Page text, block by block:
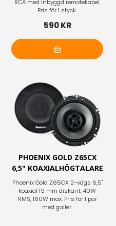
RCA med inbyggd remotekabel.
Pris för 1 styck.
590 KR
PHOENIX GOLD Z65CX
6,5" KOAXIALHÖGTALARE
Phoenix Gold Z65CX 2-vägs 6,5"
koaxial 19 mm diskant. 40W
RMS, 160W max. Pris för 1 par
med galler.